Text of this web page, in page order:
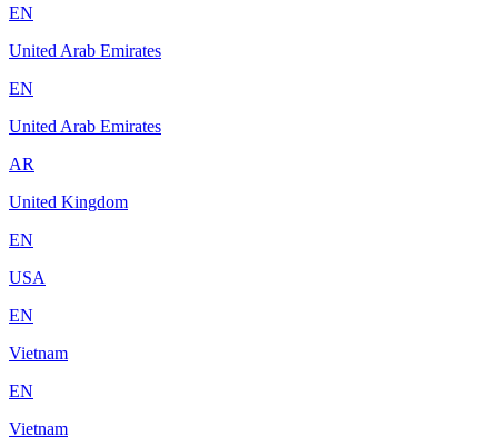
EN
United Arab Emirates
EN
United Arab Emirates
AR
United Kingdom
EN
USA
EN
Vietnam
EN
Vietnam